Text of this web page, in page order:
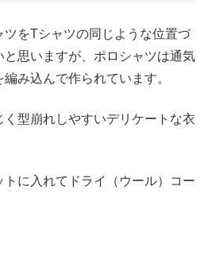
をTシャツの同じような位置づ
思いますが、ポロシャツは通気
み込んで作られています。
型崩れしやすいデリケートな衣
に入れてドライ（ウール）コー